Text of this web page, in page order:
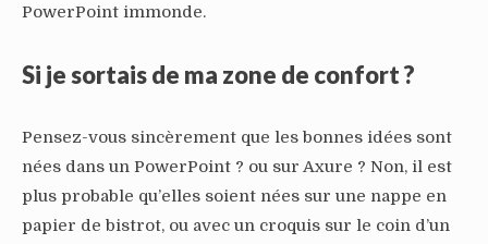
PowerPoint immonde.
Si je sortais de ma zone de confort ?
Pensez-vous sincèrement que les bonnes idées sont
nées dans un PowerPoint ? ou sur Axure ? Non, il est
plus probable qu’elles soient nées sur une nappe en
papier de bistrot, ou avec un croquis sur le coin d’un